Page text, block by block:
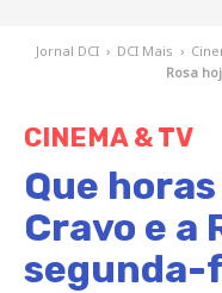
Jornal DCI › DCI Mais ›
Rosa
CINEMA & TV
Que
Cravo e a
segunda-